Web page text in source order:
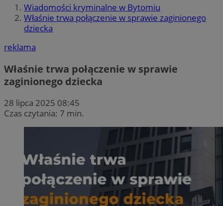
Wiadomości kryminalne w Bytomiu
Właśnie trwa połączenie w sprawie zaginionego
dziecka
reklama
Właśnie trwa połączenie w sprawie
zaginionego dziecka
28 lipca 2025 08:45
Czas czytania: 7 min.